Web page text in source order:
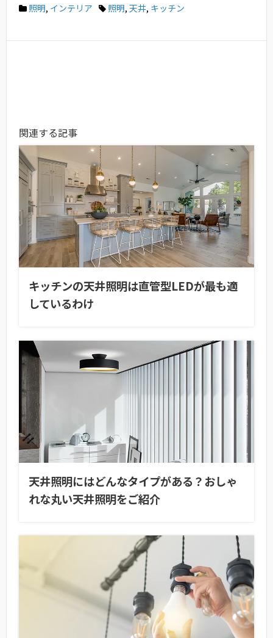
照明, インテリア 照明, 天井, キッチン
関連する記事
キッチンの天井照明は直管型LEDが最も適
しているわけ
天井照明にはどんなタイプがある？おしゃ
れな丸い天井照明をご紹介